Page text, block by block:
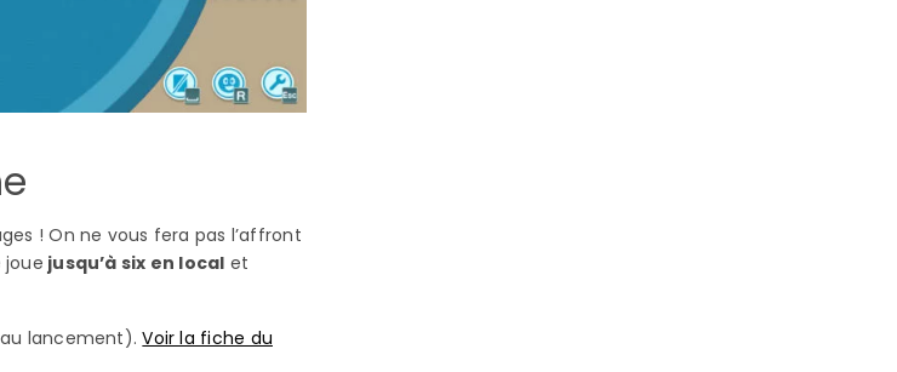
! On ne vous fera pas l’affront
joue jusqu’à six en local et
au lancement).Voir la fiche du